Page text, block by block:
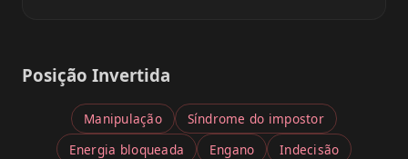
Posição Invertida
Manipulação
Síndrome do impostor
Energia bloqueada
Engano Indecisão